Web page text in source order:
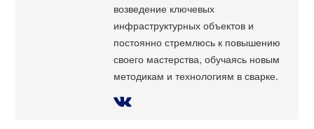
возведение ключевых
инфраструктурных объектов и
постоянно стремлюсь к повышению
своего мастерства, обучаясь новым
методикам и технологиям в сварке.